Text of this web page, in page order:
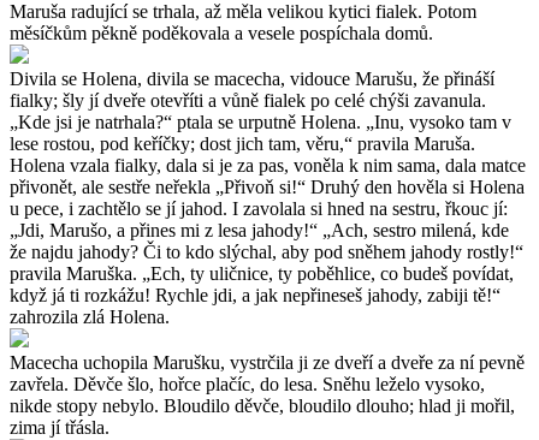
Maruša radující se trhala, až měla velikou kytici fialek. Potom
měsíčkům pěkně poděkovala a vesele pospíchala domů.
Divila se Holena, divila se macecha, vidouce Marušu, že přináší
fialky; šly jí dveře otevříti a vůně fialek po celé chýši zavanula.
„Kde jsi je natrhala?“ ptala se urputně Holena. „Inu, vysoko tam v
lese rostou, pod keříčky; dost jich tam, věru,“ pravila Maruša.
Holena vzala fialky, dala si je za pas, voněla k nim sama, dala matce
přivonět, ale sestře neřekla „Přivoň si!“ Druhý den hověla si Holena
u pece, i zachtělo se jí jahod. I zavolala si hned na sestru, řkouc jí:
„Jdi, Marušo, a přines mi z lesa jahody!“ „Ach, sestro milená, kde
že najdu jahody? Či to kdo slýchal, aby pod sněhem jahody rostly!“
pravila Maruška. „Ech, ty uličnice, ty poběhlice, co budeš povídat,
když já ti rozkážu! Rychle jdi, a jak nepřineseš jahody, zabiji tě!“
zahrozila zlá Holena.
Macecha uchopila Marušku, vystrčila ji ze dveří a dveře za ní pevně
zavřela. Děvče šlo, hořce plačíc, do lesa. Sněhu leželo vysoko,
nikde stopy nebylo. Bloudilo děvče, bloudilo dlouho; hlad ji mořil,
zima jí třásla.